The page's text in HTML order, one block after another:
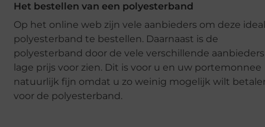
Het bestellen van een polyesterband
Op het online web zijn vele aanbieders om deze
polyesterband te bestellen. Daarnaast is de
polyesterband door de vele verschillende
lage prijs voor zien. Dit is voor u en uw portemonnee
natuurlijk fijn omdat u zo weinig mogelijk wilt
voor de polyesterband.